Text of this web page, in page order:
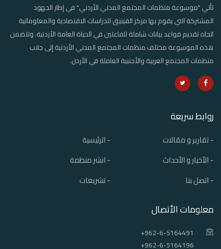
تأتي "موسوعة منظمات المجتمع المدني الأردني" في إطار الجهود
المشتركة التي يقوم بها مركز الفينيق للدراسات الاقتصادية والمعلوماتية
اتجاه تقديم قواعد بيانات شاملة للفاعلين في الحياة العامة الأردنية. وتتضمن
هذه الموسوعة مختلف منظمات المجتمع المدني الأردنية إلى جانب
منظمات المجتمع العربية والأجنبية العاملة في الأردن.
روابط سريعة
- الرئيسية
- تقارير و مقالات
- انشر منظمة
- الأخبار و الأحداث
- تشريعات
- اتصل بنا
معلومات الأتصال
+962-6-5164491
+962-6-5164196